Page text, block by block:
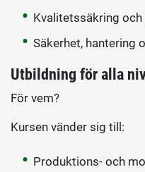
Kvalitetssäkring
Säkerhet, hantering
Utbildning för alla
För vem?
Kursen vänder sig till:
Produktions- och